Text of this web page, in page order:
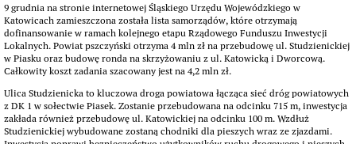
9 grudnia na stronie internetowej Śląskiego Urzędu Wojewódzkiego w
Katowicach zamieszczona została lista samorządów, które otrzymają
dofinansowanie w ramach kolejnego etapu Rządowego Funduszu Inwestycji
Lokalnych. Powiat pszczyński otrzyma 4 mln zł na przebudowę ul. Studzienickiej
w Piasku oraz budowę ronda na skrzyżowaniu z ul. Katowicką i Dworcową.
Całkowity koszt zadania szacowany jest na 4,2 mln zł.
Ulica Studzienicka to kluczowa droga powiatowa łącząca sieć dróg powiatowych
z DK 1 w sołectwie Piasek. Zostanie przebudowana na odcinku 715 m, inwestycja
zakłada również przebudowę ul. Katowickiej na odcinku 100 m. Wzdłuż
Studzienickiej wybudowane zostaną chodniki dla pieszych wraz ze zjazdami.